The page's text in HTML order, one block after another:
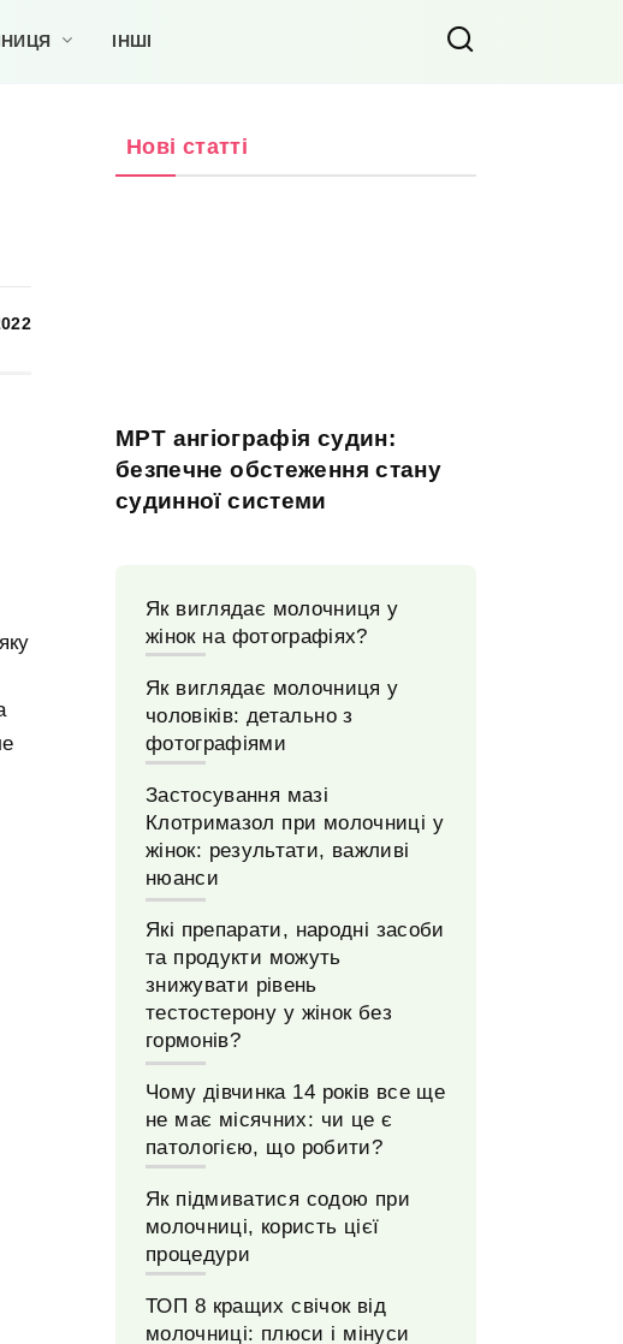
ІНШІ
Нові статті
МРТ ангіографія судин:
безпечне обстеження стану
судинної системи
Як виглядає молочниця у
жінок на фотографіях?
Як виглядає молочниця у
чоловіків: детально з
фотографіями
Застосування мазі
Клотримазол при молочниці у
жінок: результати, важливі
нюанси
Які препарати, народні засоби
та продукти можуть
знижувати рівень
тестостерону у жінок без
гормонів?
Чому дівчинка 14 років все ще
не має місячних: чи це є
патологією, що робити?
Як підмиватися содою при
молочниці, користь цієї
процедури
ТОП 8 кращих свічок від
молочниці: плюси і мінуси